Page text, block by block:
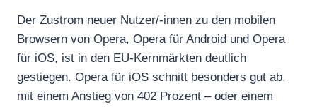
Der Zustrom neuer Nutzer/-innen zu den mobilen
Browsern von Opera, Opera für Android und Opera
für iOS, ist in den EU-Kernmärkten deutlich
gestiegen. Opera für iOS schnitt besonders gut ab,
mit einem Anstieg von 402 Prozent – oder einem